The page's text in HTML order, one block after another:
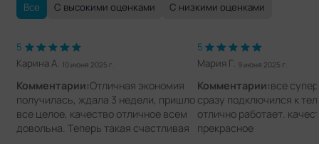
Все С высокими оценками С низкими оценками
5
Карина А. 10 июня 2025 г.
Комментарии:Отличная экономия
получилась, ждала 3 недели, пришло
все целое, качество отличное всем
довольна. Теперь такая счастливая
5
Мария Г. 9 июня 2025 г.
Комментарии:все
сразу подключился к
отлично работает.
прекрасное